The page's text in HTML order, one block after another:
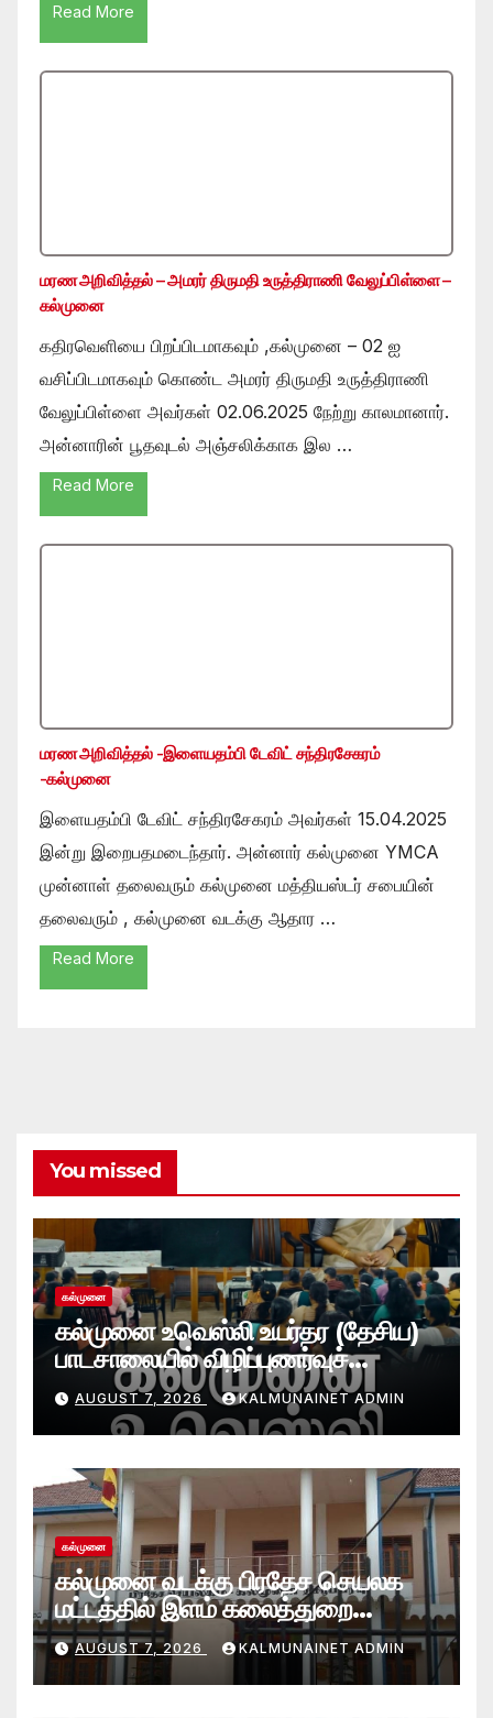
Read More
மரண அறிவித்தல் – அமரர் திருமதி உருத்திராணி வேலுப்பிள்ளை –
கல்முனை
கதிரவெளியை பிறப்பிடமாகவும் ,கல்முனை – 02 ஐ
வசிப்பிடமாகவும் கொண்ட அமரர் திருமதி உருத்திராணி
வேலுப்பிள்ளை அவர்கள் 02.06.2025 நேற்று காலமானார்.
அன்னாரின் பூதவுடல் அஞ்சலிக்காக இல …
Read More
மரண அறிவித்தல் -இளையதம்பி டேவிட் சந்திரசேகரம்
-கல்முனை
இளையதம்பி டேவிட் சந்திரசேகரம் அவர்கள் 15.04.2025
இன்று இறைபதமடைந்தார். அன்னார் கல்முனை YMCA
முன்னாள் தலைவரும் கல்முனை மத்தியஸ்டர் சபையின்
தலைவரும் , கல்முனை வடக்கு ஆதார …
Read More
You missed
கல்முனை
கல்முனை உவெஸ்லி உயர்தர (தேசிய)
பாடசாலையில் விழிப்புணர்வுச்
செயலமர்வு
AUGUST 7, 2026 KALMUNAINET ADMIN
கல்முனை
கல்முனை வடக்கு பிரதேச செயலக
மட்டத்தில் இளம் கலைத்துறை
சாதனையாளர்களை உருவாக்கும்
தேசியஇளைஞர்விருது_விழா 2026
AUGUST 7, 2026 KALMUNAINET ADMIN